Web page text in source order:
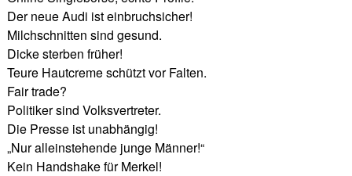
Der neue Audi ist einbruchsicher!
Milchschnitten sind gesund.
Dicke sterben früher!
Teure Hautcreme schützt vor Falten.
Fair trade?
Politiker sind Volksvertreter.
Die Presse ist unabhängig!
„Nur alleinstehende junge Männer!“
Kein Handshake für Merkel!